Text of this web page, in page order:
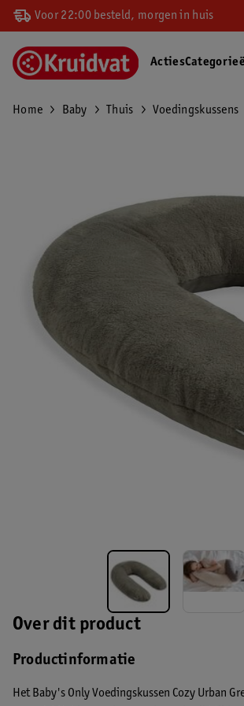
Voor 22:00 besteld, morgen in huis
Acties
Home Baby Thuis Voedingskussens
Over dit product
Productinformatie
Het Baby's Only Voedingskussen Cozy Urban